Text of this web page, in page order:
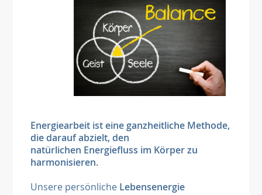
Energiearbeit ist eine ganzheitliche Methode,
die darauf abzielt, den
natürlichen Energiefluss im Körper zu
harmonisieren.
Unsere persönliche Lebensenergie